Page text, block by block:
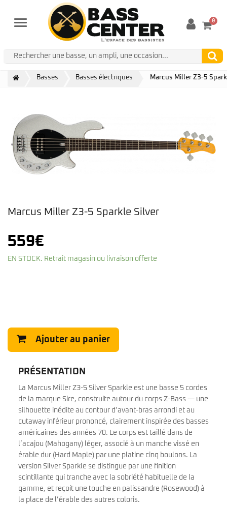
Menu 0
Basses Basses électriques Marcus Miller Z3-5
Marcus Miller Z3-5 Sparkle Silver
559€
EN STOCK. Retrait magasin ou livraison offerte
Ajouter au panier
PRÉSENTATION
La Marcus Miller Z3-5 Silver Sparkle est une basse 5 cordes
de la marque Sire, construite autour du corps Z-Bass — une
silhouette inédite au contour d’avant-bras arrondi et au
cutaway inférieur prononcé, clairement inspirée des basses
américaines des années 70. Le corps est taillé dans de
l’acajou (Mahogany) léger, associé à un manche vissé en
érable dur (Hard Maple) par une platine cinq boulons. La
version Silver Sparkle se distingue par une finition
scintillante qui tranche avec la sobriété habituelle de la
gamme, et reçoit une touche en palissandre (Rosewood) à
la place de l’érable des autres coloris.